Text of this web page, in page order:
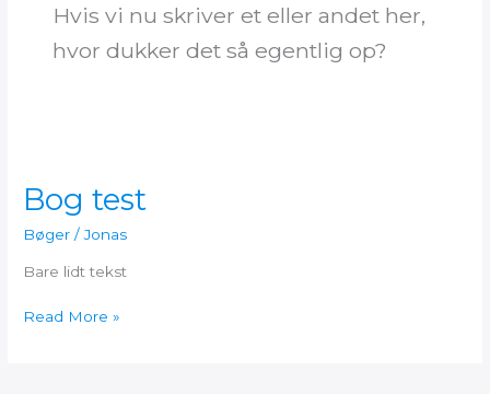
Hvis vi nu skriver et eller andet her,
hvor dukker det så egentlig op?
Bog test
Bøger /Jonas
Bare lidt tekst
Bog
Read More »